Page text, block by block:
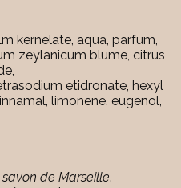
kernelate, aqua, parfum,
zeylanicum blume, citrus
etidronate, hexyl
limonene, eugenol,
savon de Marseille.